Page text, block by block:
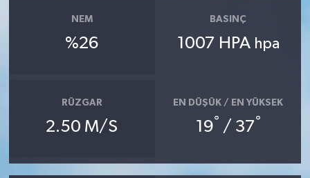
NEM
%26
BASINÇ
1007 HPA hpa
RÜZGAR
2.50 M/S
EN DÜŞÜK / EN YÜKSEK
19° / 37°